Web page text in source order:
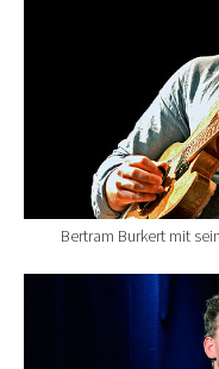
Bertram Burkert mit
Show larger version